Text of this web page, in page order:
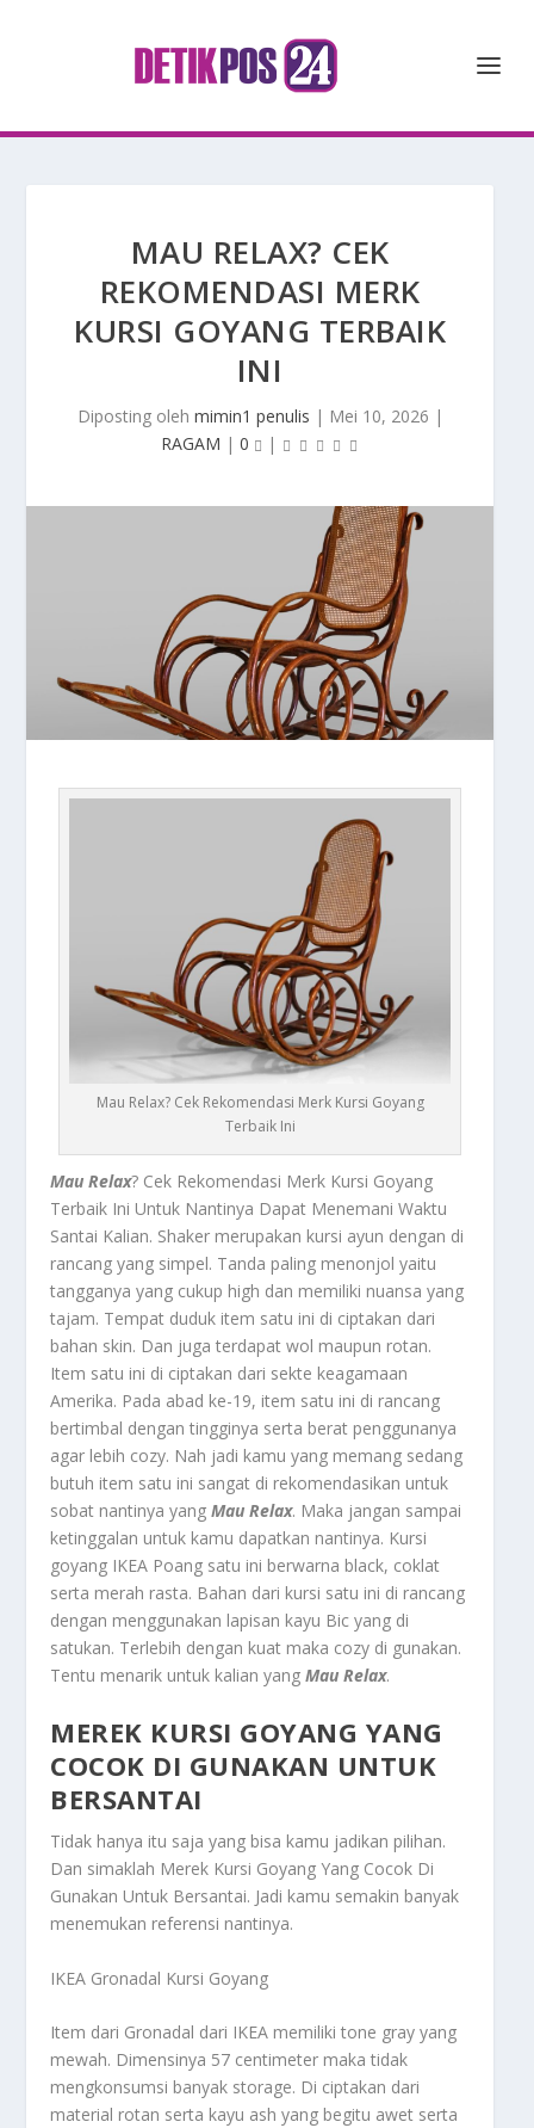
MAU RELAX? CEK
REKOMENDASI MERK
KURSI GOYANG TERBAIK
INI
Diposting oleh mimin1 penulis | Mei 10, 2026 |
RAGAM | 0 |
Mau Relax? Cek Rekomendasi Merk Kursi Goyang
Terbaik Ini
Mau Relax? Cek Rekomendasi Merk Kursi Goyang
Terbaik Ini Untuk Nantinya Dapat Menemani Waktu
Santai Kalian. Shaker merupakan kursi ayun dengan di
rancang yang simpel. Tanda paling menonjol yaitu
tangganya yang cukup high dan memiliki nuansa yang
tajam. Tempat duduk item satu ini di ciptakan dari
bahan skin. Dan juga terdapat wol maupun rotan.
Item satu ini di ciptakan dari sekte keagamaan
Amerika. Pada abad ke-19, item satu ini di rancang
bertimbal dengan tingginya serta berat penggunanya
agar lebih cozy. Nah jadi kamu yang memang sedang
butuh item satu ini sangat di rekomendasikan untuk
sobat nantinya yangMau Relax. Maka jangan sampai
ketinggalan untuk kamu dapatkan nantinya. Kursi
goyang IKEA Poang satu ini berwarna black, coklat
serta merah rasta. Bahan dari kursi satu ini di rancang
dengan menggunakan lapisan kayu Bic yang di
satukan. Terlebih dengan kuat maka cozy di gunakan.
Tentu menarik untuk kalian yangMau Relax.
MEREK KURSI GOYANG YANG
COCOK DI GUNAKAN UNTUK
BERSANTAI
Tidak hanya itu saja yang bisa kamu jadikan pilihan.
Dan simaklah Merek Kursi Goyang Yang Cocok Di
Gunakan Untuk Bersantai. Jadi kamu semakin banyak
menemukan referensi nantinya.
IKEA Gronadal Kursi Goyang
Item dari Gronadal dari IKEA memiliki tone gray yang
mewah. Dimensinya 57 centimeter maka tidak
mengkonsumsi banyak storage. Di ciptakan dari
material rotan serta kayu ash yang begitu awet serta